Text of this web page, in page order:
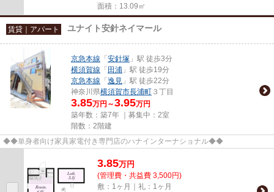
面積：13.09㎡
賃貸｜アパート ユナイト安針ネイマール
京急本線 「 安針塚 」駅 徒歩3分
横須賀線 「 田浦 」駅 徒歩19分
京急本線 「 逸見 」駅 徒歩22分
神奈川県横須賀市長浦町 ３丁目
3.85万円～3.95万円
築年数：築7年 ｜募集中： 2室
階数：2階建
◆◆単身者向け家具家電付き専門店のハナインターナショナル◆◆
3.85万円
(管理費・共益費 3,500円)
敷：1ヶ月｜礼：1ヶ月